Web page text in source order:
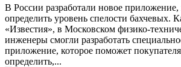
В России разработали новое
определить уровень спелости бахчевых.
«Известия», в Московском физико-
инженеры смогли разработать
приложение, которое поможет
определить,...